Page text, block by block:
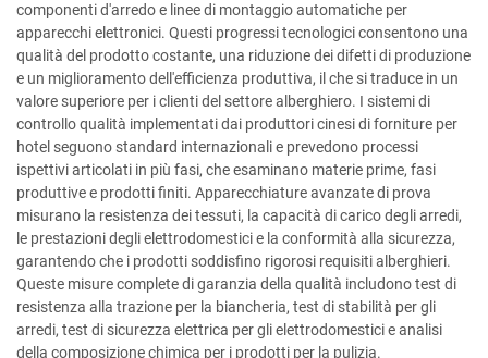
componenti d'arredo e linee di montaggio automatiche per
apparecchi elettronici. Questi progressi tecnologici consentono una
qualità del prodotto costante, una riduzione dei difetti di produzione
e un miglioramento dell'efficienza produttiva, il che si traduce in un
valore superiore per i clienti del settore alberghiero. I sistemi di
controllo qualità implementati dai produttori cinesi di forniture per
hotel seguono standard internazionali e prevedono processi
ispettivi articolati in più fasi, che esaminano materie prime, fasi
produttive e prodotti finiti. Apparecchiature avanzate di prova
misurano la resistenza dei tessuti, la capacità di carico degli arredi,
le prestazioni degli elettrodomestici e la conformità alla sicurezza,
garantendo che i prodotti soddisfino rigorosi requisiti alberghieri.
Queste misure complete di garanzia della qualità includono test di
resistenza alla trazione per la biancheria, test di stabilità per gli
arredi, test di sicurezza elettrica per gli elettrodomestici e analisi
della composizione chimica per i prodotti per la pulizia.